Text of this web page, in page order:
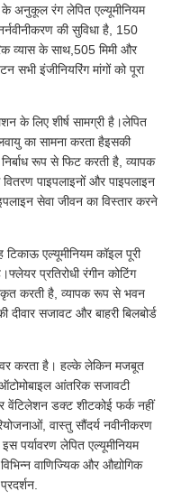
अनुकूल रंग लेपित एल्यूमीनियम
की सुविधा है, 150
व्यास के साथ,505 मिमी और
इंजीनियरिंग मांगों को पूरा
के लिए शीर्ष सामग्री है।लेपित
का सामना करता हैइसकी
रूप से फिट करती है, व्यापक
पाइपलाइनों और पाइपलाइन
सेवा जीवन का विस्तार करने
एल्यूमीनियम कॉइल पूरी
प्रतिरोधी रंगीन कोटिंग
करती है, व्यापक रूप से भवन
सजावट और बाहरी बिलबोर्ड
कवर करता है। हल्के लेकिन मजबूत
आंतरिक सजावटी
डक्ट शीटकोई फर्क नहीं
वास्तु सौंदर्य नवीनीकरण
पर्यावरण लेपित एल्यूमीनियम
वाणिज्यिक और औद्योगिक